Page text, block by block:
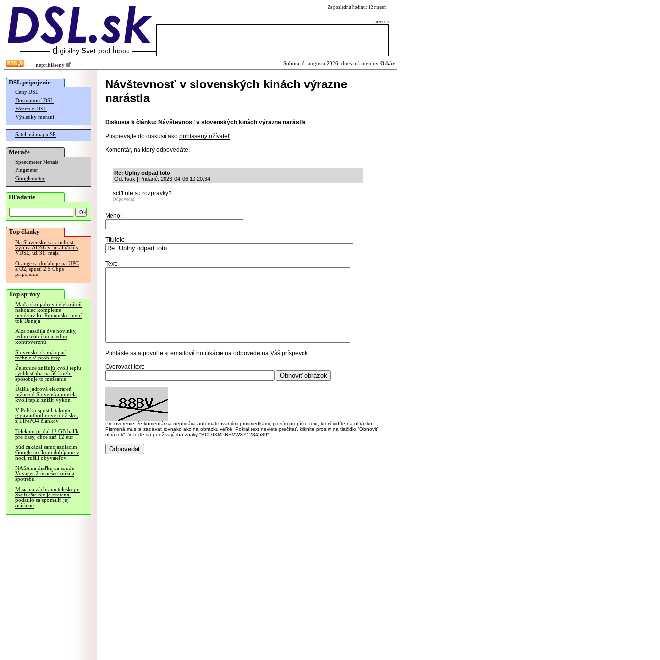
Za poslednú hodinu: 12 meraní
inzercia
neprihlásený Sobota, 8. augusta 2026, dnes má meniny Oskár
DSL pripojenie
Ceny DSL
Dostupnosť DSL
Fórum o DSL
Výsledky meraní
Satelitná mapa SR
Merače
Speedmeter Merania
Pingmeter
Googlemeter
Hľadanie
Top články
Na Slovensku sa v tichosti
vypína ADSL v lokalitách s
VDSL, už 31. mája
Orange sa doťahuje na UPC
a O2, spustí 2.5 Gbps
pripojenie
Top správy
Maďarsko jadrovú elektráreň
nakoniec kompletne
neodstavilo, Rumunsko mení
tok Dunaja
Alza nasadila dve novinky,
jednu užitočnú a jednu
kontroverznú
Slovensko.sk má opäť
technické problémy
Železnice znižujú kvôli teplu
rýchlosť iba na 50 km/h,
spôsobuje to meškanie
Ďalšia jadrová elektráreň
južne od Slovenska musela
kvôli teplu znížiť výkon
V Poľsku spustili takmer
gigawatthodinové úložisko,
z LiFePO4 článkov
Telekom pridal 12 GB balík
pre Easy, chce zaň 12 eur
Súd zakázal samojazdiacim
Google taxíkom dobíjanie v
noci, rušili obyvateľov
NASA na diaľku na sonde
Voyager 2 úspešne znížila
spotrebu
Misia na záchranu teleskopu
Swift ešte nie je stratená,
podarilo sa spomaliť jej
otáčanie
Návštevnosť v slovenských kinách výrazne
narástla
Diskusia k článku: Návštevnosť v slovenských kinách výrazne narástla
Prispievajte do diskusií ako prihlásený užívateľ.
Komentár, na ktorý odpovedáte:
Re: Uplny odpad toto
Od: fsax | Pridané: 2023-04-06 10:20:34
scifi nie su rozpravky?
Odpovedať
Meno:
Titulok:
Text:
Prihláste sa a povoľte si emailové notifikácie na odpovede na Váš príspevok.
Overovací text:
Pre overenie, že komentár sa nepridáva automatizovanými prostriedkami, prosím prepíšte text, ktorý vidíte na obrázku.
Písmená musíte zadávať rovnako ako na obrázku veľké. Pokiaľ text neviete prečítať, kliknite prosím na tlačidlo "Obnoviť
obrázok". V texte sa používajú iba znaky "BCDJKMPRSVWXY1234589".